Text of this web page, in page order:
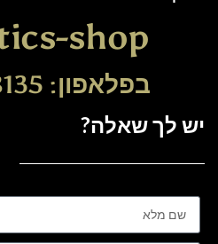
shop
בפלאפון: 051-5588135
יש לך שאלה?